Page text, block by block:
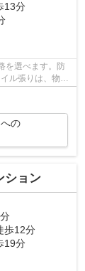
13分
を選べます。防
ル張りは、物件
の
ション
歩12分
19分